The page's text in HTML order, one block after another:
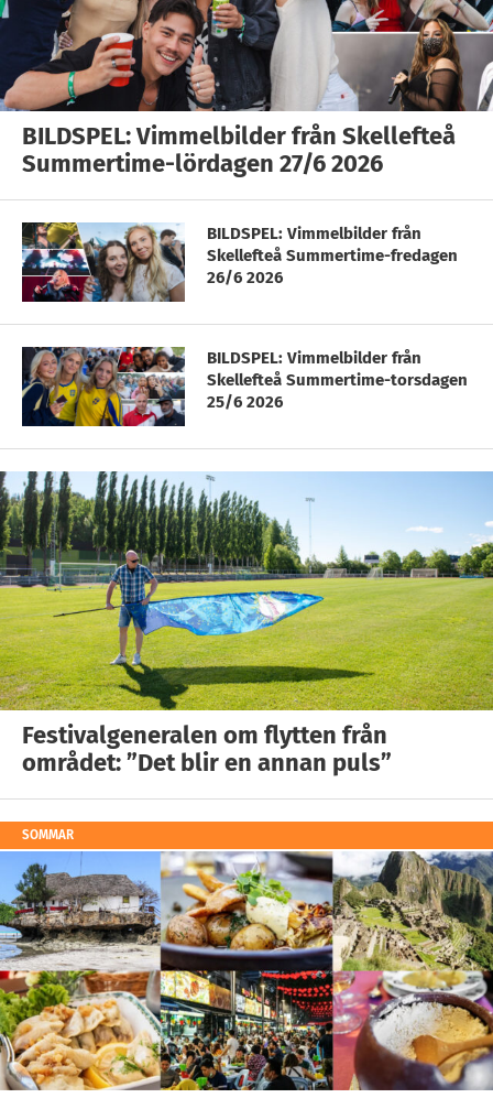
BILDSPEL: Vimmelbilder från Skellefteå
Summertime-lördagen 27/6 2026
BILDSPEL: Vimmelbilder från
Skellefteå Summertime-fredagen
26/6 2026
BILDSPEL: Vimmelbilder från
Skellefteå Summertime-torsdagen
25/6 2026
Festivalgeneralen om flytten från
området: ”Det blir en annan puls”
SOMMAR